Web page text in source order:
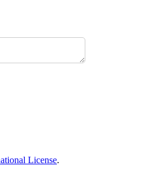
License.